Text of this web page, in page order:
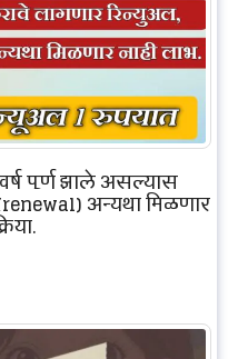
पूर्ण झाले असल्यास
अन्यथा मिळणार